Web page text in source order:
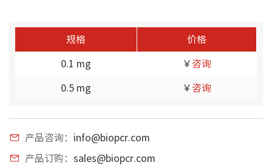
规格 价格
0.1 mg ￥ 咨询
0.5 mg ￥ 咨询
产品咨询： info@biopcr.com
产品订购： sales@biopcr.com